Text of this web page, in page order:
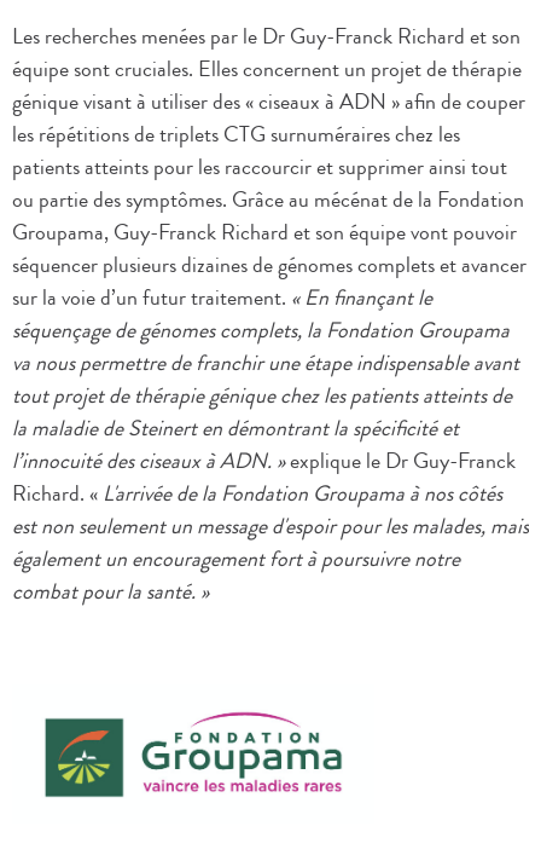
Les recherches menées par le Dr Guy-Franck Richard et son
équipe sont cruciales. Elles concernent un projet de thérapie
génique visant à utiliser des « ciseaux à ADN » afin de couper
les répétitions de triplets CTG surnuméraires chez les
patients atteints pour les raccourcir et supprimer ainsi tout
ou partie des symptômes. Grâce au mécénat de la Fondation
Groupama, Guy-Franck Richard et son équipe vont pouvoir
séquencer plusieurs dizaines de génomes complets et avancer
sur la voie d’un futur traitement. « En finançant le
séquençage de génomes complets, la Fondation Groupama
va nous permettre de franchir une étape indispensable avant
tout projet de thérapie génique chez les patients atteints de
la maladie de Steinert en démontrant la spécificité et
l’innocuité des ciseaux à ADN. »explique le Dr Guy-Franck
Richard. « L'arrivée de la Fondation Groupama à nos côtés
est non seulement un message d'espoir pour les malades, mais
également un encouragement fort à poursuivre notre
combat pour la santé. »